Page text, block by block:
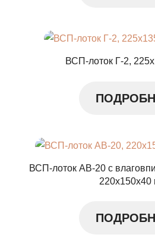
ВСП-лоток Г-2,
ВСП-лоток АВ-20 с
220x150x40